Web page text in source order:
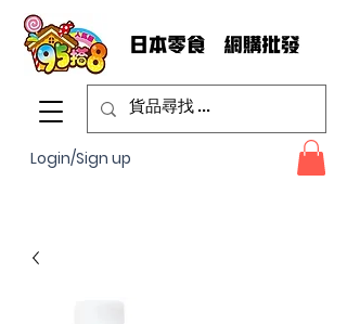
Login/Sign up